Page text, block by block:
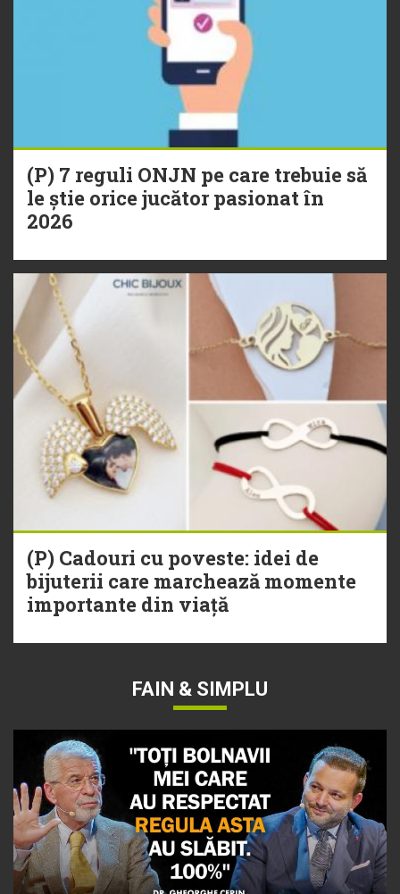
(P) 7 reguli ONJN pe care trebuie să
le știe orice jucător pasionat în
2026
(P) Cadouri cu poveste: idei de
bijuterii care marchează momente
importante din viață
FAIN & SIMPLU